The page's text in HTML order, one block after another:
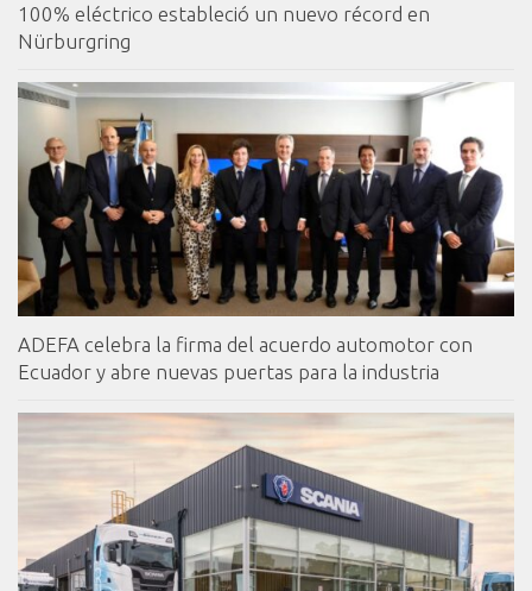
100% eléctrico estableció un nuevo récord en
Nürburgring
ADEFA celebra la firma del acuerdo automotor con
Ecuador y abre nuevas puertas para la industria